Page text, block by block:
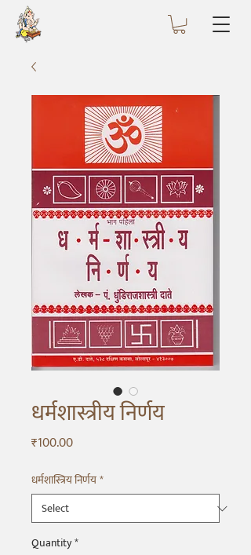
धर्मशास्त्रीय निर्णय
₹100.00Price
धर्मशास्त्रिय निर्णय*
Quantity*